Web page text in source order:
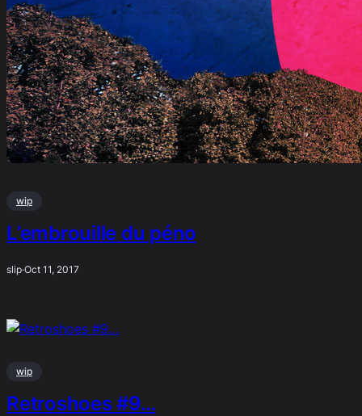
wip
L’embrouille du péno
slip·Oct 11, 2017
wip
Retroshoes #9…